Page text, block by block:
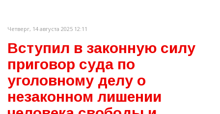
Четверг, 14 августа 2025 12:11
Вступил в законную силу
приговор суда по
уголовному делу о
незаконном лишении